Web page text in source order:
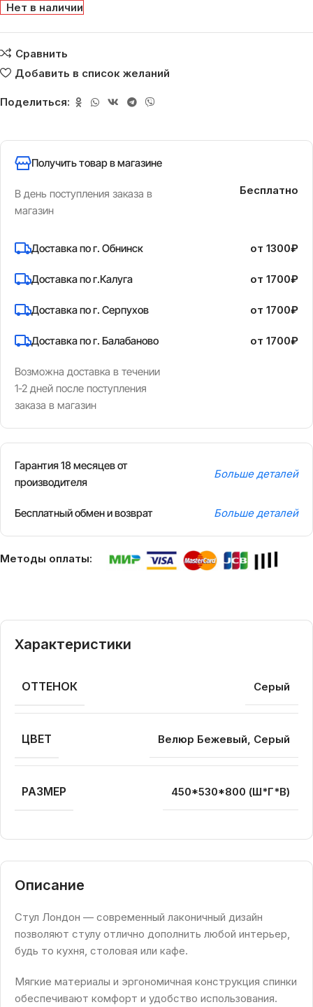
Нет в наличии
Сравнить
Добавить в список желаний
Поделиться:
Получить товар в магазине
В день поступления заказа в
магазин
Бесплатно
Доставка по г. Обнинск
Доставка по г.Калуга
Доставка по г. Серпухов
Доставка по г. Балабаново
Возможна доставка в течении
1-2 дней после поступления
заказа в магазин
от 1300₽
от 1700₽
от 1700₽
от 1700₽
Гарантия 18 месяцев от
производителя
Больше деталей
Бесплатный обмен и возврат Больше деталей
Методы оплаты:
Описание
Стул Лондон — современный лаконичный дизайн
позволяют стулу отлично дополнить любой интерьер,
будь то кухня, столовая или кафе.
Мягкие материалы и эргономичная конструкция спинки
обеспечивают комфорт и удобство использования.
Характеристики
ОТТЕНОК Серый
ЦВЕТ Велюр Бежевый, Серый
РАЗМЕР 450*530*800 (Ш*Г*В)